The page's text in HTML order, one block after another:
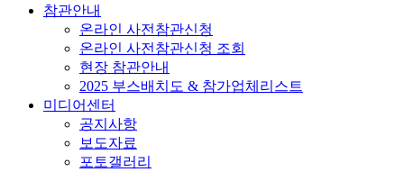
참관안내
온라인 사전참관신청
온라인 사전참관신청 조회
현장 참관안내
2025 부스배치도 & 참가업체리스트
미디어센터
공지사항
보도자료
포토갤러리